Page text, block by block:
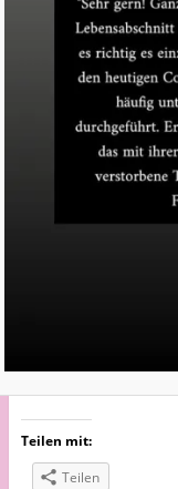
Teilen mit:
Teilen